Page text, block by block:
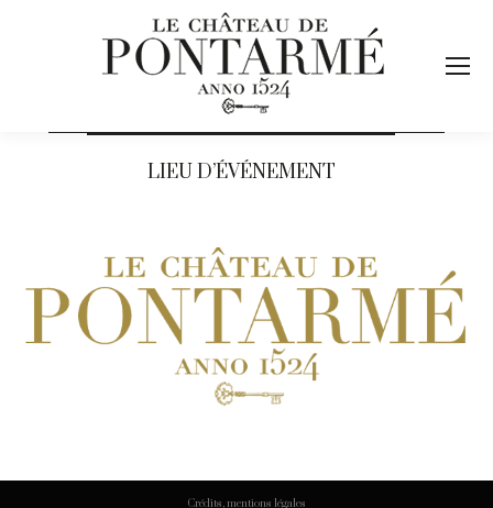
LIEU D’ÉVÉNEMENT
Crédits, mentions légales